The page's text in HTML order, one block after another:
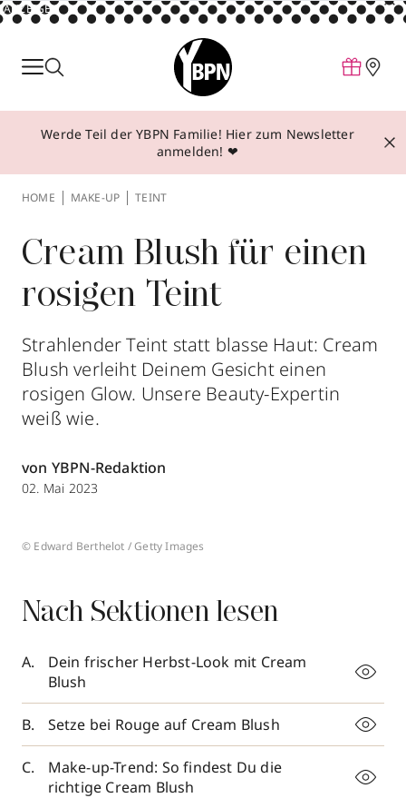
ANZEIGE
Parfum
Make-up
Behandlungen
Über YBPN
Aktionen
Storefinder
Werde Teil der YBPN Familie! Hier zum Newsletter
anmelden! ❤
HOME MAKE-UP TEINT
Cream Blush für einen
rosigen Teint
Strahlender Teint statt blasse Haut: Cream
Blush verleiht Deinem Gesicht einen
rosigen Glow. Unsere Beauty-Expertin
weiß wie.
von YBPN-Redaktion
02. Mai 2023
© Edward Berthelot / Getty Images
Nach Sektionen lesen
Dein frischer Herbst-Look mit Cream
Blush
Setze bei Rouge auf Cream Blush
Make-up-Trend: So findest Du die
richtige Cream Blush